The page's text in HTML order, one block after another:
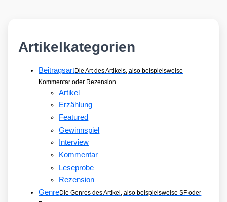
Artikelkategorien
BeitragsartDie Art des Artikels, also beispielsweise
Kommentar oder Rezension
Artikel
Erzählung
Featured
Gewinnspiel
Interview
Kommentar
Leseprobe
Rezension
GenreDie Genres des Artikel, also beispielsweise SF oder